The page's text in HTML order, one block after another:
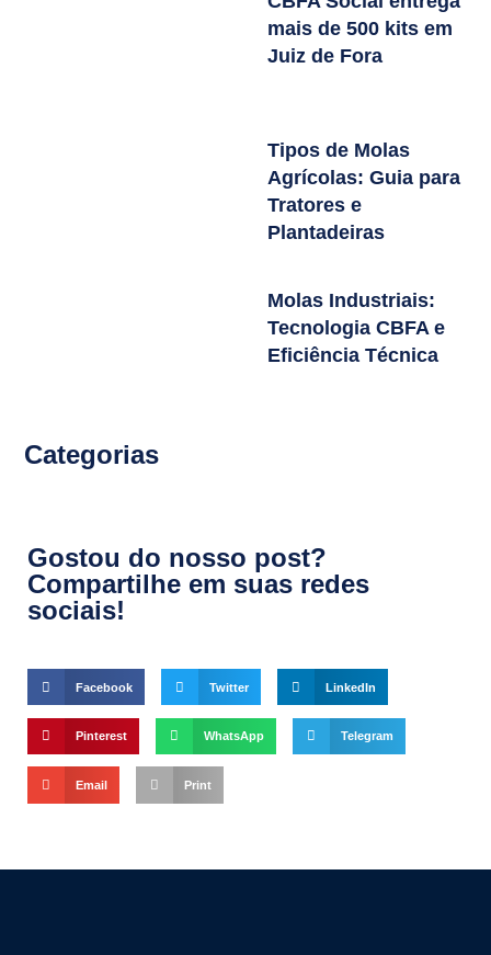
mais de 500 kits em
Juiz de Fora
Tipos de Molas
Agrícolas: Guia para
Tratores e
Plantadeiras
Molas Industriais:
Tecnologia CBFA e
Eficiência Técnica
Categorias
Gostou do nosso post?
Compartilhe em suas redes
sociais!
Facebook Twitter LinkedIn
Pinterest WhatsApp Telegram
Email Print